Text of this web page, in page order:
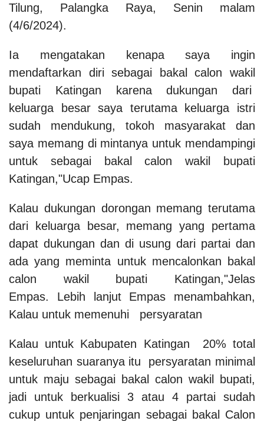
Tilung, Palangka Raya, Senin malam
(4/6/2024).
Ia mengatakan kenapa saya ingin
mendaftarkan diri sebagai bakal calon wakil
bupati Katingan karena dukungan dari
keluarga besar saya terutama keluarga istri
sudah mendukung, tokoh masyarakat dan
saya memang di mintanya untuk mendampingi
untuk sebagai bakal calon wakil bupati
Katingan,"Ucap Empas.
Kalau dukungan dorongan memang terutama
dari keluarga besar, memang yang pertama
dapat dukungan dan di usung dari partai dan
ada yang meminta untuk mencalonkan bakal
calon wakil bupati Katingan,"Jelas
Empas. Lebih lanjut Empas menambahkan,
Kalau untuk memenuhi persyaratan
Kalau untuk Kabupaten Katingan 20% total
keseluruhan suaranya itu persyaratan minimal
untuk maju sebagai bakal calon wakil bupati,
jadi untuk berkualisi 3 atau 4 partai sudah
cukup untuk penjaringan sebagai bakal Calon